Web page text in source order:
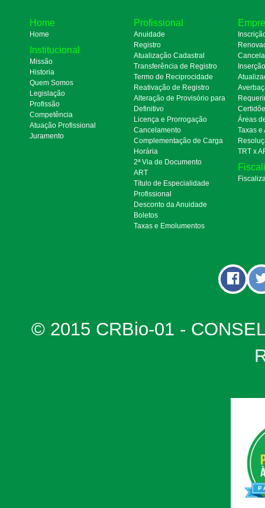
Home
Home
Institucional
Missão
Historia
Quem Somos
Legislação
Profissão
Competência
Atuação Profissional
Juramento
Profissional
Anuidade
Registro
Atualização Cadastral
Transferência de Registro
Termo de Reciprocidade
Reativação de Registro
Alteração de Provisório para
Definitivo
Licença e Prorrogação
Cancelamento
Complementação de Carga
Horária
2ª Via de Documento
ART
Título de Especialidade
Profissional
Desconto da Anuidade
Boletos
Taxas e Emolumentos
Áreas
Taxas e
TRT x
© 2015 CRBio-01 -